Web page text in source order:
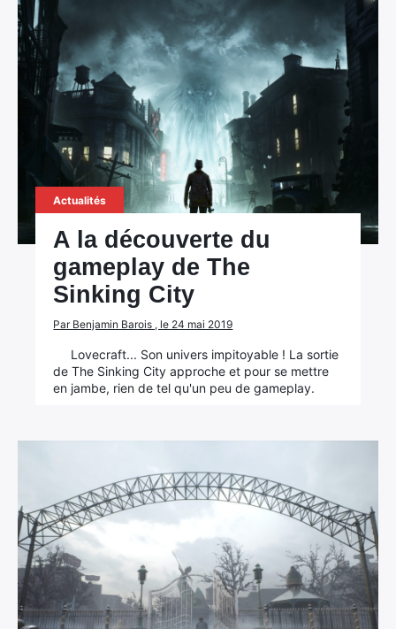
Actualités
A la découverte du
gameplay de The
Sinking City
Par Benjamin Barois , le 24 mai 2019
Lovecraft... Son univers impitoyable ! La sortie
de The Sinking City approche et pour se mettre
en jambe, rien de tel qu'un peu de gameplay.